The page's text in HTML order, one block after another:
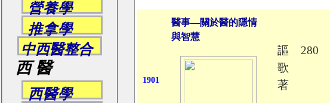
營養學
推拿學
中西醫整合
西 醫
西醫學
1901
醫事—關於醫的隱情
與智慧
謳
歌
著
280